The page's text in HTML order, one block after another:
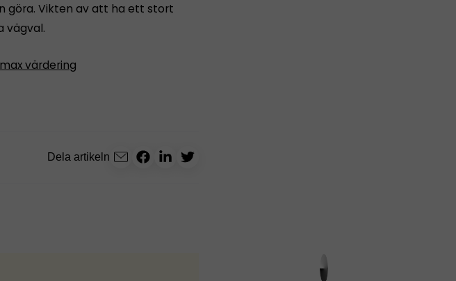
göra. Vikten av att ha ett stort
vägval.
värdering
Dela artikeln